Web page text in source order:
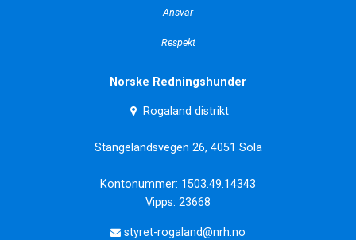
Ansvar
Respekt
Norske Redningshunder
Rogaland distrikt
Stangelandsvegen 26, 4051 Sola
Kontonummer: 1503.49.14343
Vipps: 23668
styret-rogaland@nrh.no